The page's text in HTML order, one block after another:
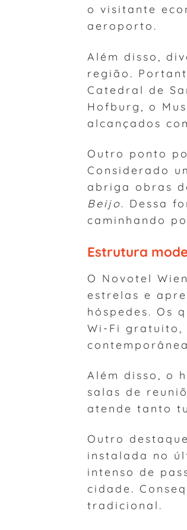
o visitante
aeroporto.
Além disso,
região.
Catedral de
Hofburg, o
alcançados
Outro ponto
Considerado
abriga obras
Beijo. Dessa
caminhando
Estrutura
O Novotel
estrelas e
hóspedes. Os
Wi-Fi gratuito,
Além disso, o
salas de
atende tanto
Outro
instalada no
intenso de
cidade.
tradicional.